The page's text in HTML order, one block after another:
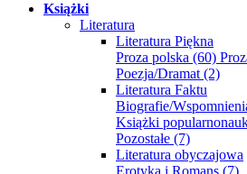
Książki
Literatura
Literatura Piękna
Proza polska (60)
Poezja/Dramat (2)
Literatura Faktu
Biografie/
Książki
Pozostałe (7)
Literatura obyczajowa
Erotyka i Romans (7)